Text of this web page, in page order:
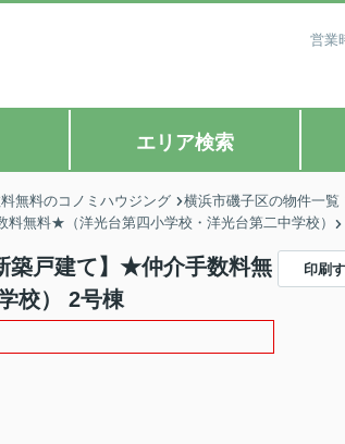
営業
エリア検索
無料のコノミハウジング
横浜市磯子区の物件一覧
無料★（洋光台第四小学校・洋光台第二中学校）
築戸建て】★仲介手数料無
校） 2号棟
印刷